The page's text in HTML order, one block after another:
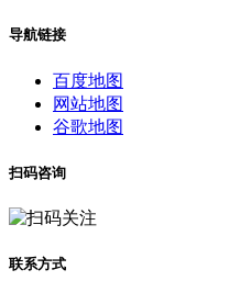
导航链接
百度地图
网站地图
谷歌地图
扫码咨询
联系方式